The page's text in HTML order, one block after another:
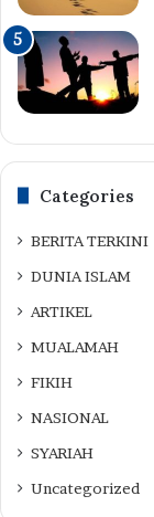
Categories
BERITA TERKINI
DUNIA ISLAM
ARTIKEL
MUALAMAH
FIKIH
NASIONAL
SYARIAH
Uncategorized